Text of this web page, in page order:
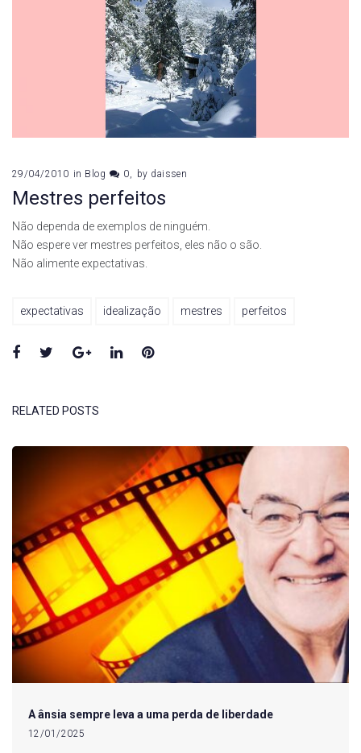
29/04/2010 in Blog 0 by daissen
Mestres perfeitos
Não dependa de exemplos de ninguém.
Não espere ver mestres perfeitos, eles não o são.
Não alimente expectativas.
expectativas idealização mestres perfeitos
Facebook
TwitterGoogle+LinkedInPinterest
RELATED POSTS
A ânsia sempre leva a uma perda de liberdade
12/01/2025